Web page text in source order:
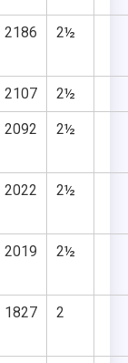
2186 2½
2107 2½
2092 2½
2022 2½
2019 2½
1827 2